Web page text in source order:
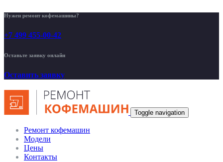
Нужен ремонт кофемашины?
+7 499 455-00-42
Оставьте заявку онлайн
Оставить заявку
Toggle navigation
Ремонт кофемашин
Модели
Цены
Контакты